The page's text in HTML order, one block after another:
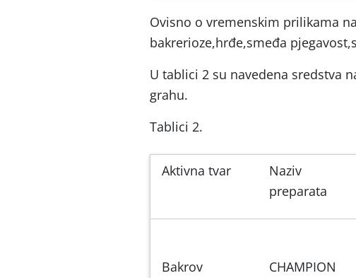
Ovisno o vremenskim prilikama
bakrerioze,hrđe,smeđa
U tablici 2 su navedena sredstva
grahu.
Tablici 2.
Aktivna tvar
Naziv
preparata
Bakrov
CHAMPION